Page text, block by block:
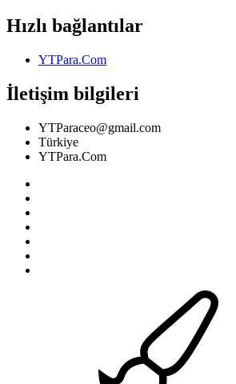
Hızlı bağlantılar
YTPara.Com
İletişim bilgileri
YTParaceo@gmail.com
Türkiye
YTPara.Com